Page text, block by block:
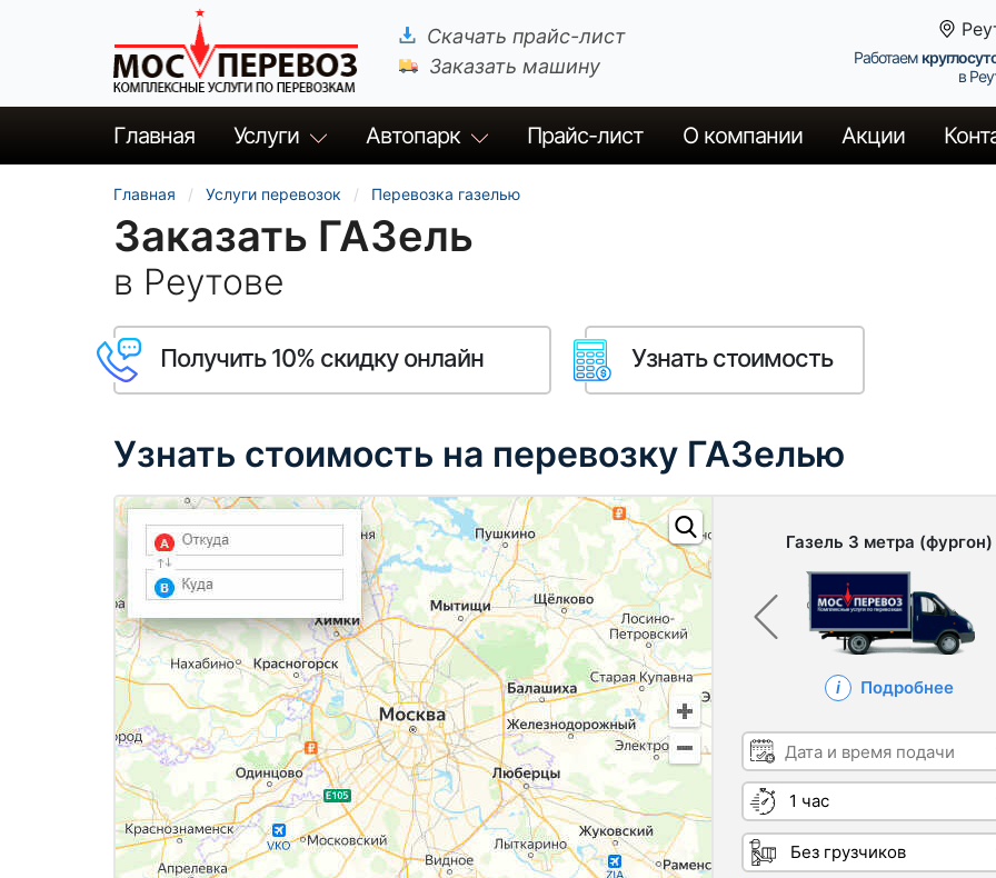
Скачать прайс-лист
Заказать машину
Работаем
в
Главная Услуги Автопарк Прайс-лист О компании Акции
Главная Услуги перевозок Перевозка газелью
Заказать ГАЗель
в Реутове
Получить 10% скидку онлайн Узнать стоимость
Узнать стоимость на перевозку ГАЗелью
Газель 3 метра (фургон)
Подробнее
Дата и время подачи
Длительность
Грузчики